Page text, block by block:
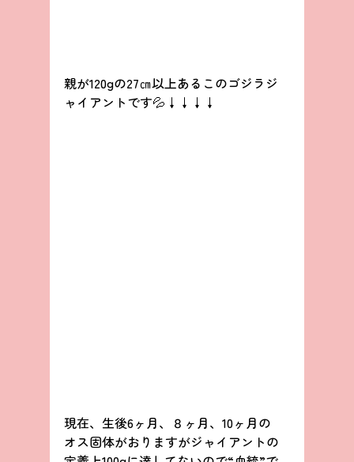
親が120gの27㎝以上あるこのゴジラジ
ャイアントです💦↓↓↓↓
現在、生後6ヶ月、８ヶ月、10ヶ月の
オス固体がおりますがジャイアントの